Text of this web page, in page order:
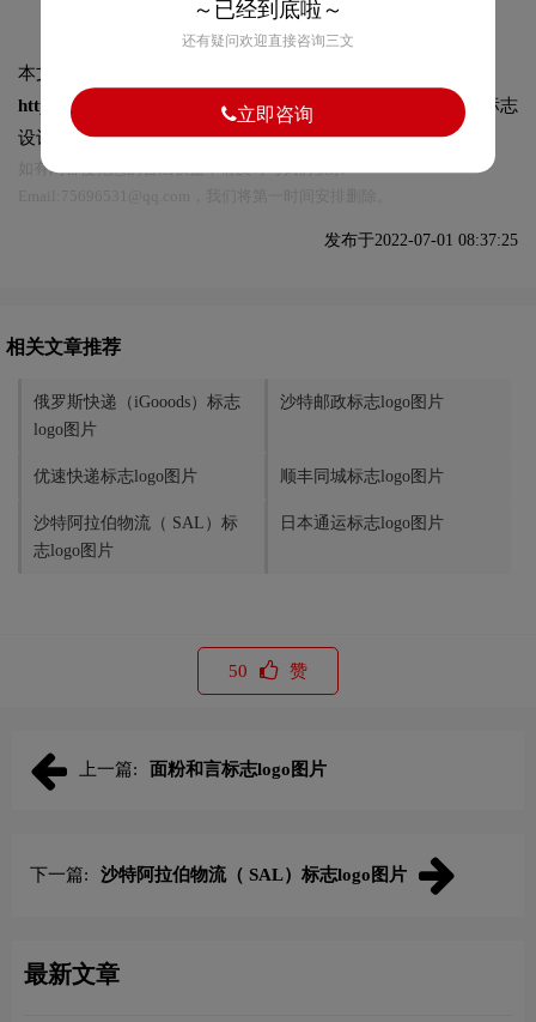
本文标题和链接
https://logo9.net/works/9309.html转载时请注明出处为诗宸标志
设计及本链接!
如有内容侵犯您的合法权益，请及时与我们联系
发布于2022-07-01 08:37:25
相关文章推荐
俄罗斯快递（iGooods）标志
logo图片
沙特邮政标志logo图片
优速快递标志logo图片 顺丰同城标志logo图片
沙特阿拉伯物流（ SAL）标
志logo图片
日本通运标志logo图片
50 赞
上一篇: 面粉和言标志logo图片
下一篇: 沙特阿拉伯物流（ SAL）标志logo图片
最新文章
～已经到底啦～
还有疑问欢迎直接咨询三文
立即咨询